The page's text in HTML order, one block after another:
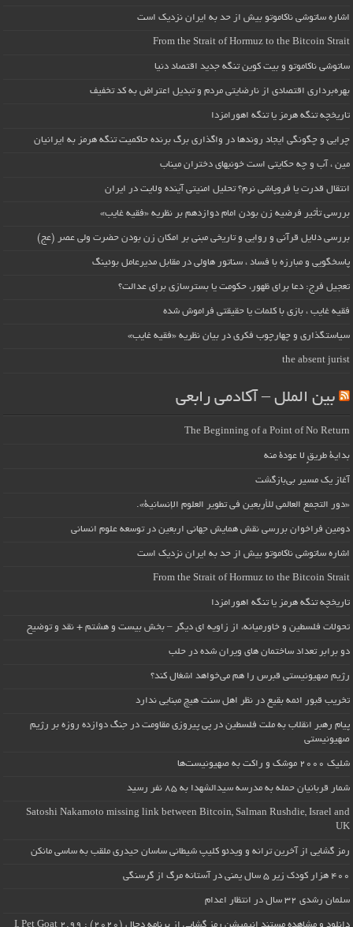
اشاره ساتوشی ناکاموتو بیش از حد به ایران نزدیک است
From the Strait of Hormuz to the Bitcoin Strait
ساتوشی ناکاموتو و بیت کوین تنگه جدید اقتصاد دنیا
بهره‌برداری اقتصادی از نارضایتی مردم و تبدیل اعتراض به کد تخفیف
تاریخچه تنگه هرمز یا تنگه اهورامزدا
چرایی و چگونگی ایجاد روندها در واگذاری برگ برنده حاکمیت تنگه هرمز به ایرانیان
مین ، آب و چه حکایتی است خونبهای دختران میناب
انتقال قدرت یا فروپاشی نرم؟ تحلیل امنیتی آینده ولایت در ایران
بررسی تأثیر فرضیه زن بودن امام دوازدهم بر نظریه «فقیه غایب»
بررسی دلایل قرآنی و روایی و تاریخی مبنی بر امکان زن بودن حضرت ولی عصر (عج)
پاسخگویی و مبارزه با فساد ، سناتور هاولی در مقابل مدیرعامل بوئینگ
تعجیل فرج: دعا برای ظهور، حکومت یا بسترسازی برای عدالت؟
فقیه غایب ، بازی با کلمات یا حقیقتی فراموش شده
سیاستگذاری و چهارچوب فکری در بیان نظریه «فقیه غایب»
the absent jurist
بین الملل – آکادمی رابعی
The Beginning of a Point of No Return
بداية طريقٍ لا عودة منه
آغاز یک مسیر بی‌بازگشت
«دور التجمع العالمي للأربعين في تطوير العلوم الإنسانية».
دومین فراخوان بررسی نقش همایش جهانی اربعین در توسعه علوم انسانی
اشاره ساتوشی ناکاموتو بیش از حد به ایران نزدیک است
From the Strait of Hormuz to the Bitcoin Strait
تاریخچه تنگه هرمز یا تنگه اهورامزدا
تحولات فلسطین و خاورمیانه، از زاویه ای دیگر – بخش بیست و هشتم + نقد و توضیح
دو برابر تعداد ساختمان های ویران شده در حلب
رژیم صهیونیستی قبرس را هم می‌خواهد اشغال کند؟
تخریب قبور ائمه بقیع در نظر اهل سنت هیچ مبنایی ندارد
پیام رهبر انقلاب به ملت فلسطین در پی پیروزی مقاومت در جنگ دوازده روزه بر رژیم
صهیونیستی
شلیک ۲۰۰۰ موشک و راکت به صهیونیست‌ها
شمار قربانیان حمله به مدرسه سیدالشهدا به ۸۵ نفر رسید
Satoshi Nakamoto missing link between Bitcoin, Salman Rushdie, Israel and
UK
رمز گشایی از آخرین ترانه و ویدئو کلیپ شیطانی ساسان حیدری ملقب به ساسی مانکن
۴۰۰ هزار کودک زیر ۵ سال یمنی در آستانه مرگ از گرسنگی
سلمان رشدی ۳۲ سال در انتظار اعدام